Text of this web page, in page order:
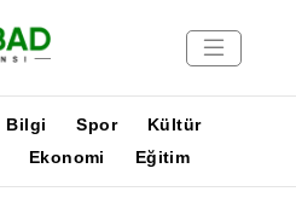
Bilgi Spor
Kültür
Ekonomi Eğitim